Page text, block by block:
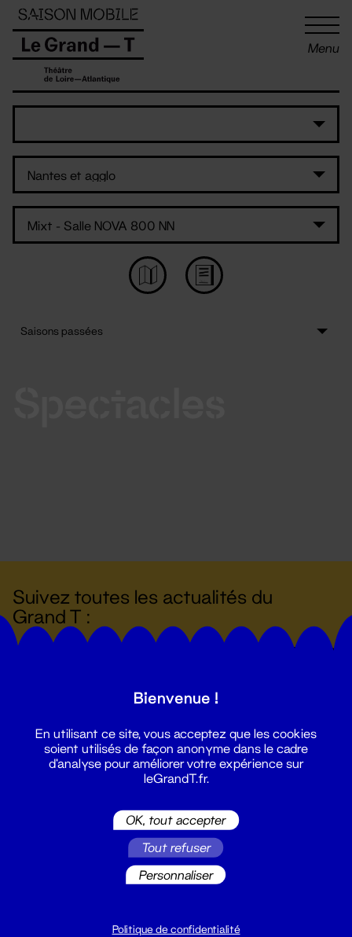
Menu
Suivez toutes les actualités du
Grand T :
billetterie@leGrandT.fr
Du lundi au vendredi 14h → 18h
Panneau de gestion des cookies
Bienvenue !
En utilisant ce site, vous acceptez que les cookies
soient utilisés de façon anonyme dans le cadre
d'analyse pour améliorer votre expérience sur
leGrandT.fr.
OK, tout accepter
Tout refuser
Personnaliser
Politique de confidentialité